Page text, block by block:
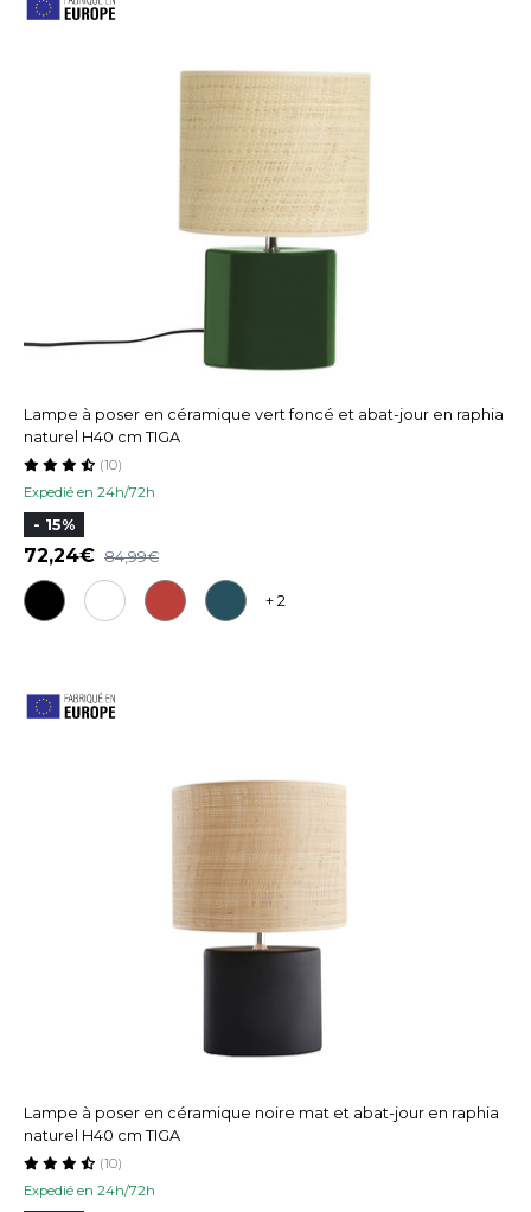
Lampe à poser en céramique vert foncé et abat-jour en raphia
naturel H40 cm TIGA
Expedié en 24h/72h
(10)
- 15%
72,24 84,99
+ 2
Lampe à poser en céramique noire mat et abat-jour en raphia
naturel H40 cm TIGA
Expedié en 24h/72h
(10)